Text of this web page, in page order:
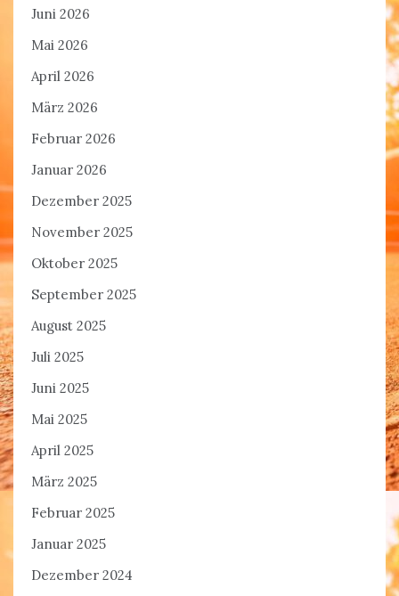
Juni 2026
Mai 2026
April 2026
März 2026
Februar 2026
Januar 2026
Dezember 2025
November 2025
Oktober 2025
September 2025
August 2025
Juli 2025
Juni 2025
Mai 2025
April 2025
März 2025
Februar 2025
Januar 2025
Dezember 2024